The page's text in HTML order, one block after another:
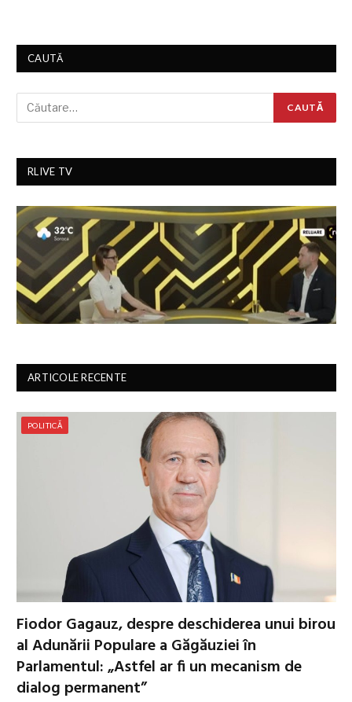
CAUTĂ
RLIVE TV
ARTICOLE RECENTE
POLITICĂ
Fiodor Gagauz, despre deschiderea unui birou
al Adunării Populare a Găgăuziei în
Parlamentul: „Astfel ar fi un mecanism de
dialog permanent”